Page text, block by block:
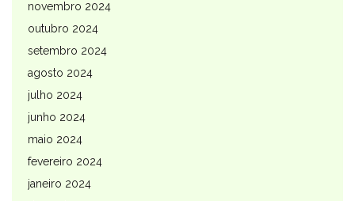
novembro 2024
outubro 2024
setembro 2024
agosto 2024
julho 2024
junho 2024
maio 2024
fevereiro 2024
janeiro 2024